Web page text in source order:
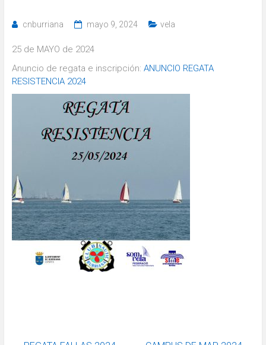
cnburriana mayo 9, 2024 vela
25 de MAYO de 2024
Anuncio de regata e inscripción: ANUNCIO REGATA
RESISTENCIA 2024